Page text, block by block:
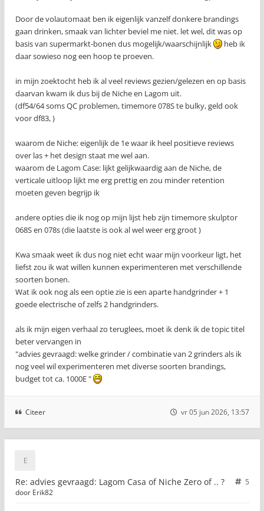
Door de volautomaat ben ik eigenlijk vanzelf donkere brandings
gaan drinken, smaak van lichter beviel me niet. let wel, dit was op
basis van supermarkt-bonen dus mogelijk/waarschijnlijk
heb ik
daar sowieso nog een hoop te proeven.
in mijn zoektocht heb ik al veel reviews gezien/gelezen en op basis
daarvan kwam ik dus bij de Niche en Lagom uit.
(df54/64 soms QC problemen, timemore 078S te bulky, geld ook
voor df83, )
waarom de Niche: eigenlijk de 1e waar ik heel positieve reviews
over las + het design staat me wel aan.
waarom de Lagom Case: lijkt gelijkwaardig aan de Niche, de
verticale uitloop lijkt me erg prettig en zou minder retention
moeten geven begrijp ik
andere opties die ik nog op mijn lijst heb zijn timemore skulptor
068S en 078s (die laatste is ook al wel weer erg groot )
Kwa smaak weet ik dus nog niet echt waar mijn voorkeur ligt, het
liefst zou ik wat willen kunnen experimenteren met verschillende
soorten bonen.
Wat ik ook nog als een optie zie is een aparte handgrinder + 1
goede electrische of zelfs 2 handgrinders.
als ik mijn eigen verhaal zo teruglees, moet ik denk ik de topic titel
beter vervangen in
"advies gevraagd: welke grinder / combinatie van 2 grinders als ik
nog veel wil experimenteren met diverse soorten brandings,
budget tot ca. 1000E "
Citeer vr 05 jun 2026, 13:57
Re: advies gevraagd: Lagom Casa of Niche Zero of .. ?
5
door Erik82